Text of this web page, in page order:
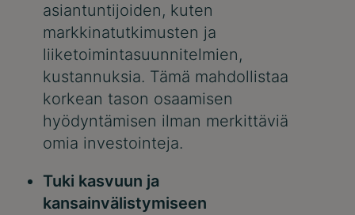
asiantuntijoiden, kuten
markkinatutkimusten ja
liiketoimintasuunnitelmien,
kustannuksia. Tämä mahdollistaa
korkean tason osaamisen
hyödyntämisen ilman merkittäviä
omia investointeja.
Tuki kasvuun ja
kansainvälistymiseen